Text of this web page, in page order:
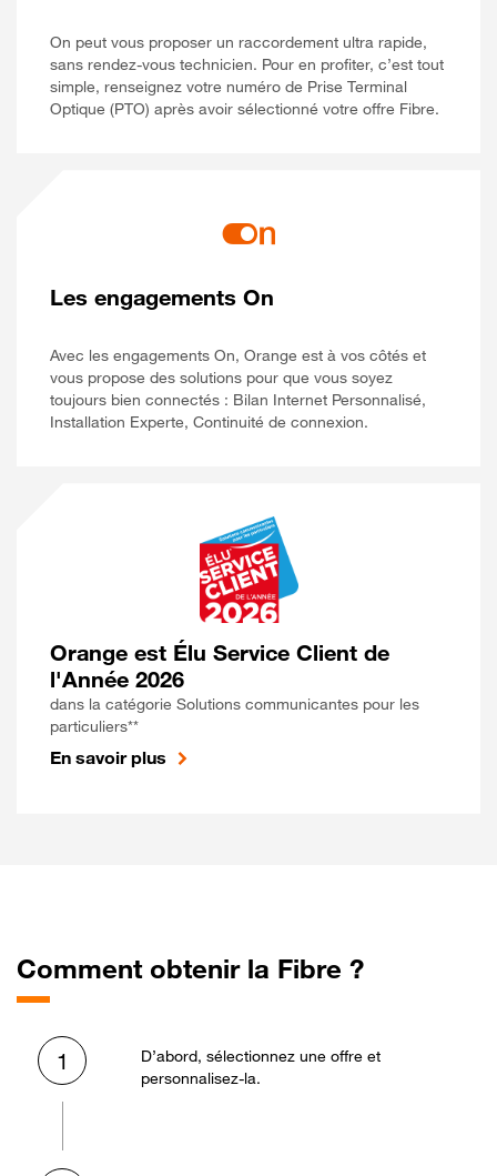
On peut vous proposer un raccordement ultra rapide,
sans rendez-vous technicien. Pour en profiter, c’est tout
simple, renseignez votre numéro de Prise Terminal
Optique (PTO) après avoir sélectionné votre offre Fibre.
Les engagements On
Avec les engagements On, Orange est à vos côtés et
vous propose des solutions pour que vous soyez
toujours bien connectés : Bilan Internet Personnalisé,
Installation Experte, Continuité de connexion.
Orange est Élu Service Client de
l'Année 2026
dans la catégorie Solutions communicantes pour les
particuliers**
En savoir plus
Comment obtenir la Fibre ?
1
D’abord, sélectionnez une offre et
personnalisez-la.